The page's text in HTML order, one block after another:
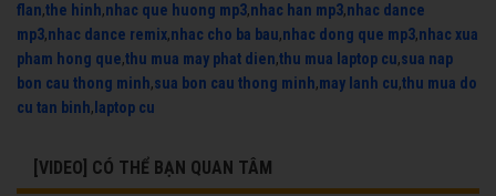
flan,the hinh,nhac que huong mp3,nhac han mp3,nhac dance
mp3,nhac dance remix,nhac cho ba bau,nhac dong que mp3,nhac xua
pham hong que,thu mua may phat dien,thu mua laptop cu,sua nap
bon cau thong minh,sua bon cau thong minh,may lanh cu,thu mua do
cu tan binh, laptop cu
[VIDEO] CÓ THỂ BẠN QUAN TÂM